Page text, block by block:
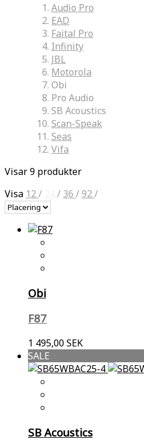
Audio Pro
EAD
Faital Pro
Infinity
JBL
Motorola
Obi
Pro Audio
SB Acoustics
Scan-Speak
Seas
Vifa
Visar 9 produkter
Visa 12/ / 36 /92/
Obi
F87
1 495,00 SEK
SALE
SB Acoustics